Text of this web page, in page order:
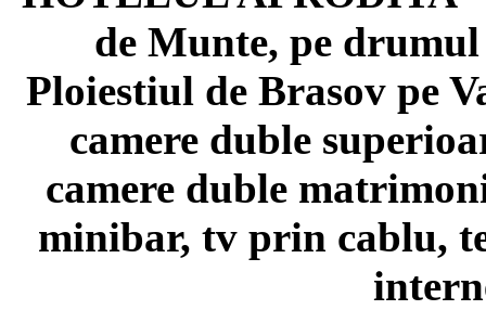
de Munte, pe
Ploiestiul de Brasov pe
camere duble
camere duble
minibar, tv prin cablu,